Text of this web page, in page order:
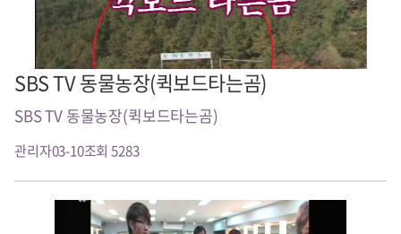
SBS TV 동물농장(퀵보드타는곰)
SBS TV 동물농장(퀵보드타는곰)
관리자03-10조회 5283